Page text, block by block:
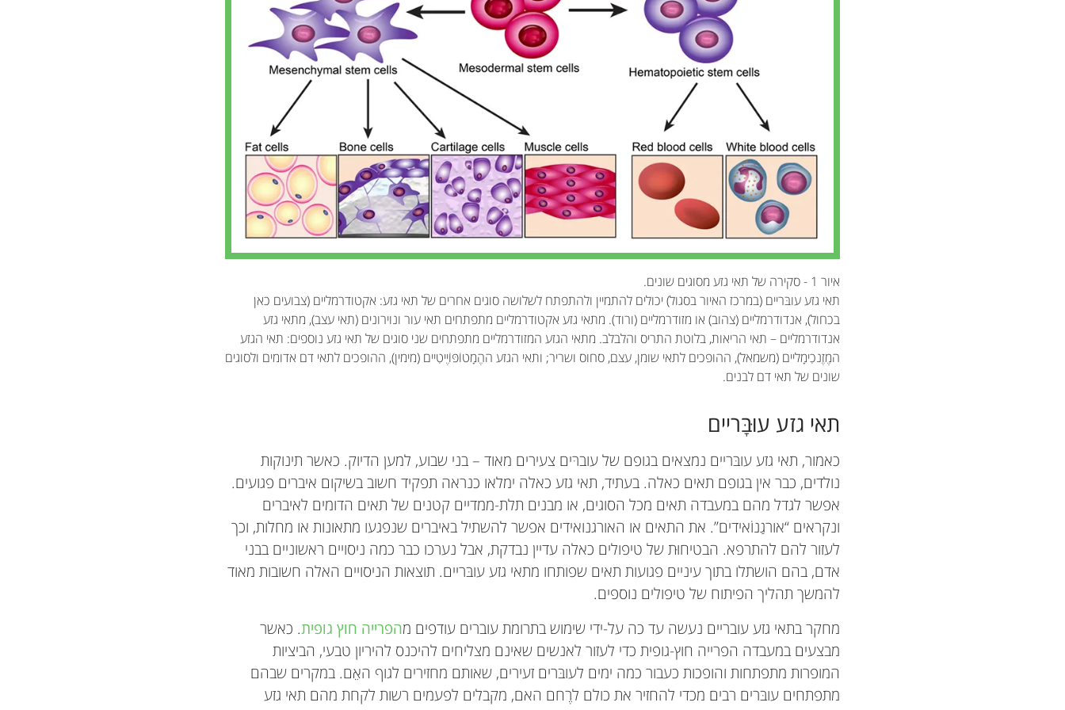
איור 1 - סקירה של תאי גזע מסוגים שונים.
תאי גזע עובּריים (במרכז האיור בסגול) יכולים להתמיין ולהתפתח לשלושה סוגים אחרים של תאי גזע: אקטודרמליים (צבועים כאן
בכחול), אנדודרמליים (צהוב) או מזודרמליים (ורוד). מתאי גזע אקטודרמליים מתפתחים תאי עור ונוירונים (תאי עצב), מתאי גזע
אנדודרמליים – תאי הריאות, בלוטת התריס והלבלב. מתאי הגזע המזודרמליים מתפתחים שני סוגים של תאי גזע נוספים: תאי הגזע
המֶזֶנכִימָליים (משמאל), ההופכים לתאי שומן, עצם, סחוס ושריר; ותאי הגזע ההֶמָטוֹפּוֹיֶיטִיים (מימין), ההופכים לתאי דם אדומים ולסוגים
שונים של תאי דם לבנים.
תאי גזע עוּבָּריים
כאמור, תאי גזע עובּריים נמצאים בגופם של עוברּים צעירים מאוד – בני שבוע, למען הדיוק. כאשר תינוקות
נולדים, כבר אין בגופם תאים כאלה. בעתיד, תאי גזע כאלה ימלאו כנראה תפקיד חשוב בשיקום איברים פגועים.
אפשר לגדל מהם במעבדה תאים מכל הסוגים, או מבנים תלת-ממדיים קטנים של תאים הדומים לאיברים
ונקראים “אורגַנוֹאידים”. את התאים או האורגנואידים אפשר להשתיל באיברים שנפגעו מתאונות או מחלות, וכך
לעזור להם להתרפא. הבטיחוּת של טיפולים כאלה עדיין נבדקת, אבל נערכו כבר כמה ניסויים ראשוניים בבני
אדם, בהם הושתלו בתוך עיניים פגועות תאים שפותחו מתאי גזע עובּריים. תוצאות הניסויים האלה חשובות מאוד
להמשך תהליך הפיתוח של טיפולים נוספים.
מחקר בתאי גזע עובריים נעשה עד כה על-ידי שימוש בתרומת עוברים עודפים מהפרייה חוץ גופית. כאשר
מבצעים במעבדה הפרייה חוץ-גופית כדי לעזור לאנשים שאינם מצליחים להיכנס להיריון טבעי, הביציות
המופרות מתפתחות והופכות כעבור כמה ימים לעובּרים זעירים, שאותם מחזירים לגוף האֵם. במקרים שבהם
מתפתחים עובּרים רבים מכדי להחזיר את כולם לרֶחם האם, מקבלים לפעמים רשות לקחת מהם תאי גזע